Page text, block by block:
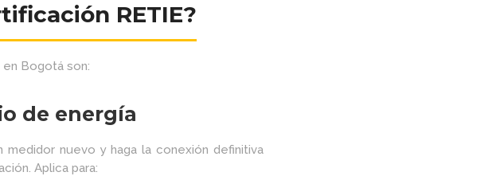
RETIE?
Bogotá son:
de energía
medidor nuevo y haga la conexión definitiva
Aplica para: